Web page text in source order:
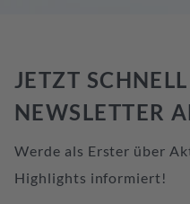
JETZT
NEWSLETTER
Werde als Erster über
Highlights informiert!